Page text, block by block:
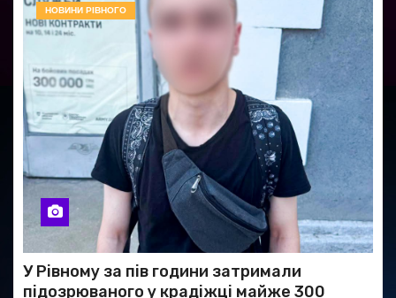
НОВИНИ РІВНОГО
У Рівному за пів години затримали
підозрюваного у крадіжці майже 300